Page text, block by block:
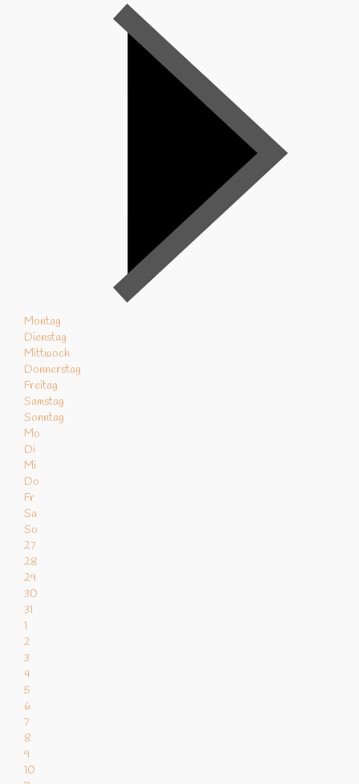
Montag
Dienstag
Mittwoch
Donnerstag
Freitag
Samstag
Sonntag
Mo
Di
Mi
Do
Fr
Sa
So
27
28
29
30
31
1
2
3
4
5
6
7
8
9
10